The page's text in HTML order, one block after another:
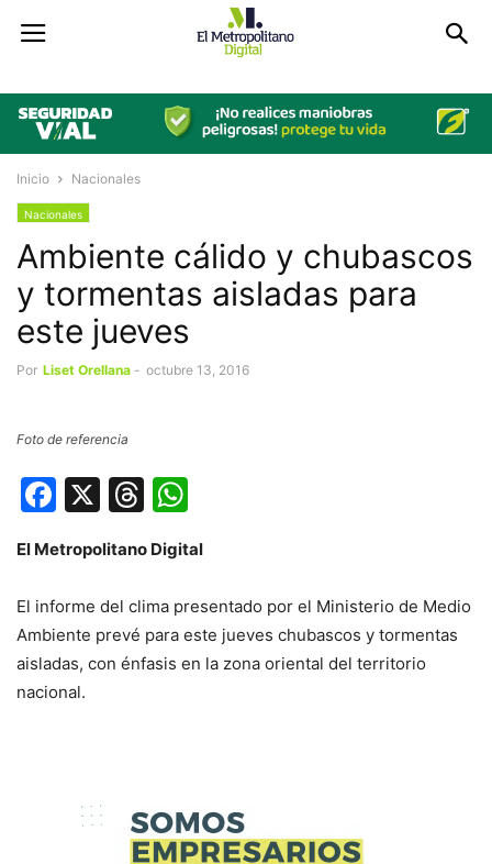
Inicio Nacionales
Nacionales
Ambiente cálido y chubascos
y tormentas aisladas para
este jueves
Por Liset Orellana - octubre 13, 2016
Foto de referencia
Facebook
X Threads
El Metropolitano Digital
El informe del clima presentado por el Ministerio de Medio
Ambiente prevé para este jueves chubascos y tormentas
aisladas, con énfasis en la zona oriental del territorio
nacional.